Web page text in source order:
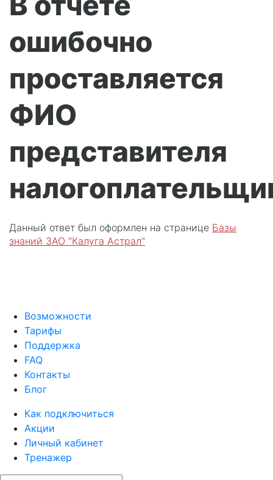
ошибочно
проставляется
ФИО
представителя
Данный ответ был оформлен на странице Базы
знаний ЗАО "Калуга Астрал"
Возможности
Тарифы
Поддержка
FAQ
Контакты
Блог
Как подключиться
Акции
Личный кабинет
Тренажер